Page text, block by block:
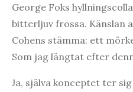
George Foks
bitterljuv frossa. Känslan
Cohens stämma: ett
Som jag längtat efter
Ja, själva konceptet ter